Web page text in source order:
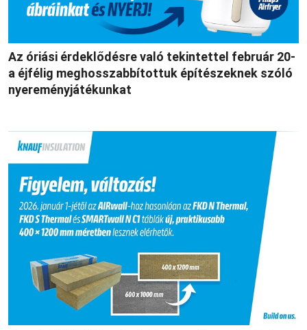
Az óriási érdeklődésre való tekintettel február 20-
a éjfélig meghosszabbítottuk építészeknek szóló
nyereményjátékunkat